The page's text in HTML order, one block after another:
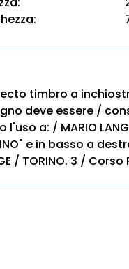
timbro a
deve essere /
l'uso a: / MARIO
e in basso a
/ TORINO. 3 /